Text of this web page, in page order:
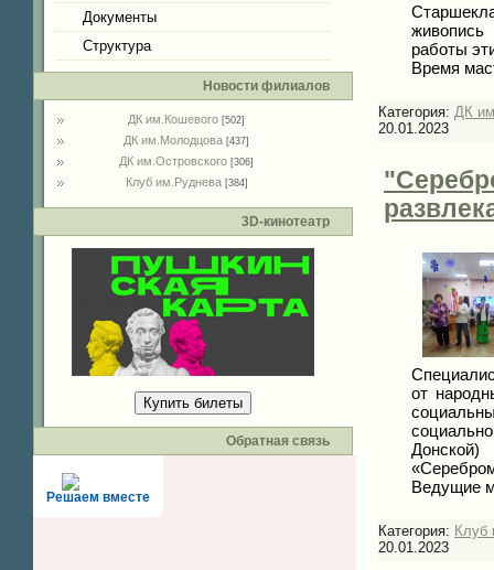
Документы
Структура
Новости филиалов
ДК им.Кошевого [502]
ДК им.Молодцова [437]
ДК им.Островского [306]
Клуб им.Руднева [384]
3D-кинотеатр
Купить билеты
Обратная связь
Решаем вместе
работы
Время
Категория: ДК
20.01.2023
от
Донской)
Ведущие
Категория: Клуб
20.01.2023